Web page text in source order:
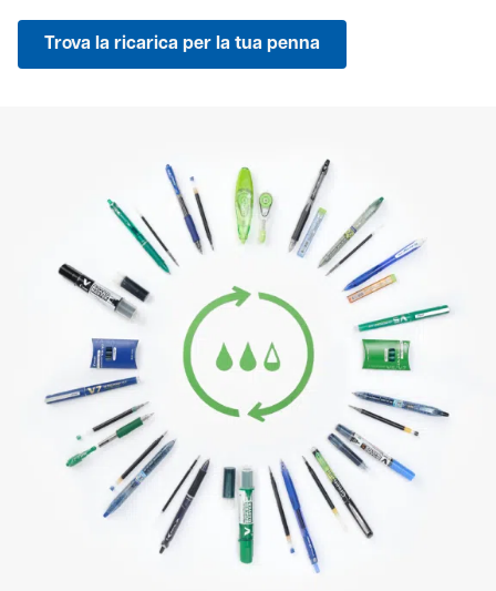
Trova la ricarica per la tua penna